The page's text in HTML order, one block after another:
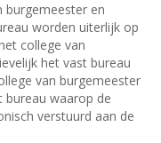
burgemeester en
worden uiterlijk op
college van
het vast bureau
van burgemeester
bureau waarop de
verstuurd aan de